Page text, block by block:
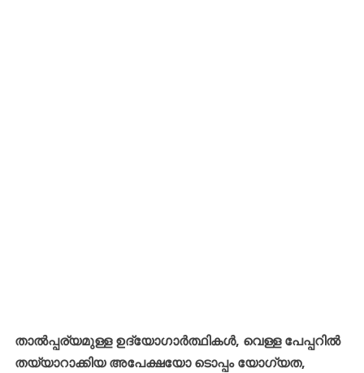
താൽപ്പര്യമുള്ള ഉദ്യോഗാർത്ഥികൾ, വെള്ള പേപ്പറിൽ
തയ്യാറാക്കിയ അപേക്ഷയോ ടൊപ്പം യോഗ്യത,